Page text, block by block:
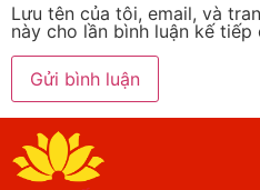
Lưu tên của tôi, email, và
này cho lần bình luận kế tiếp